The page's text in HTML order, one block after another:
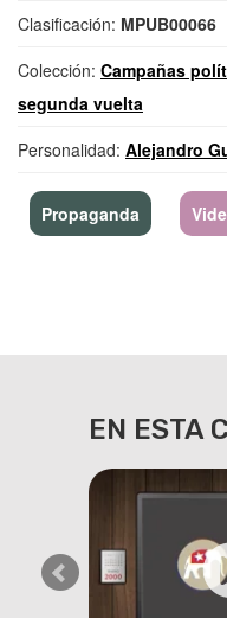
Clasificación: MPUB00066
Colección: Campañas
segunda vuelta
Personalidad: Alejandro
Propaganda
EN ESTA